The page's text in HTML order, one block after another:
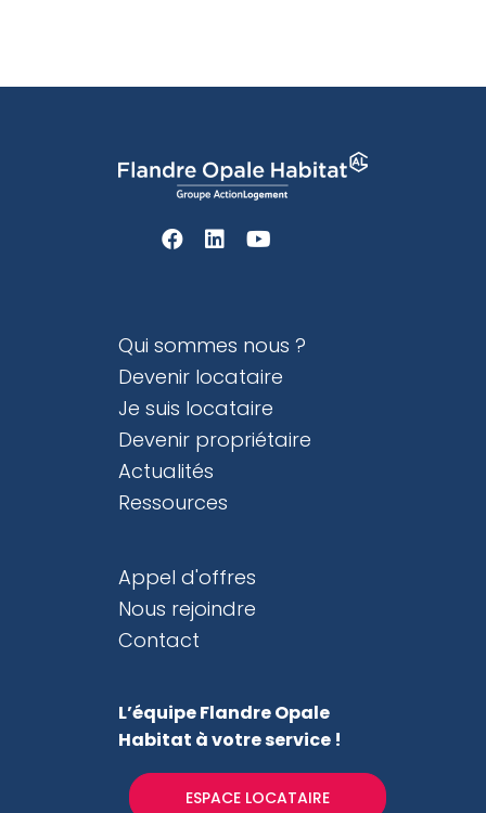
Qui sommes nous ?
Devenir locataire
Je suis locataire
Devenir propriétaire
Actualités
Ressources
Appel d'offres
Nous rejoindre
Contact
L’équipe Flandre Opale
Habitat à votre service !
ESPACE LOCATAIRE